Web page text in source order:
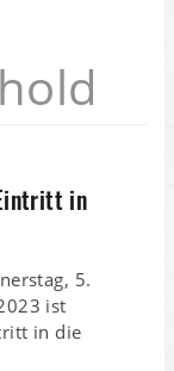
in
5.
ist
in die